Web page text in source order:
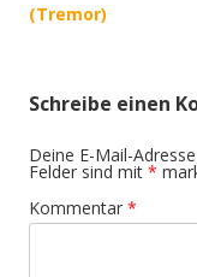
Navigation
(Tremor)
Schreibe einen
Deine E-Mail-
Felder sind mit *
Kommentar *